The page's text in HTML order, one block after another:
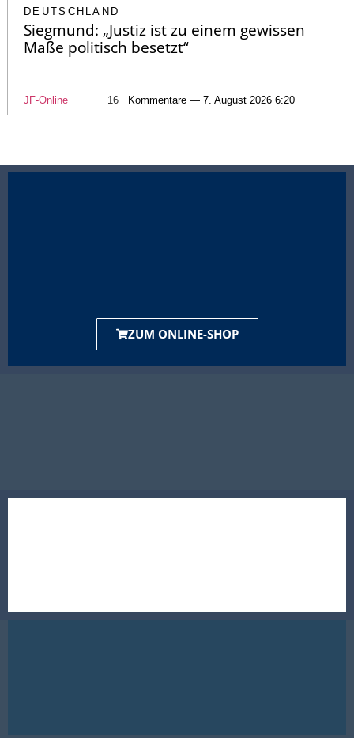
DEUTSCHLAND
Siegmund: „Justiz ist zu einem gewissen
Maße politisch besetzt“
JF-Online 16 Kommentare — 7. August 2026 6:20
ZUM ONLINE-SHOP